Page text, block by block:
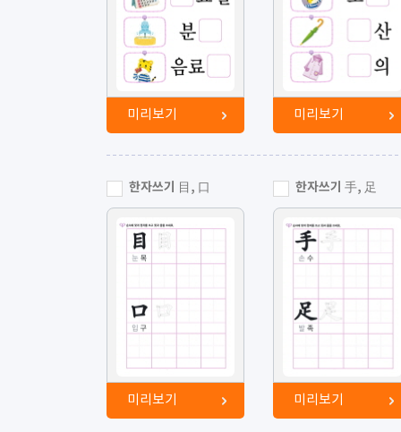
미리보기 미리보기
한자쓰기 目, 口
미리보기
한자쓰기 手, 足
미리보기